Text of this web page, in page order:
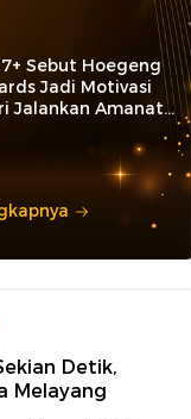
dan Kiprahnya
Sebut Hoegeng
Jadi Motivasi
Jalankan Amanat
Detik,
Melayang